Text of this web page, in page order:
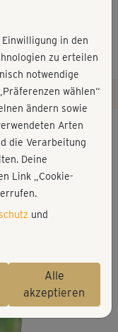
in den
zu erteilen
notwendige
wählen“
ändern sowie
Arten
die Verarbeitung
Deine
Link „Cookie-
und
Alle
akzeptieren